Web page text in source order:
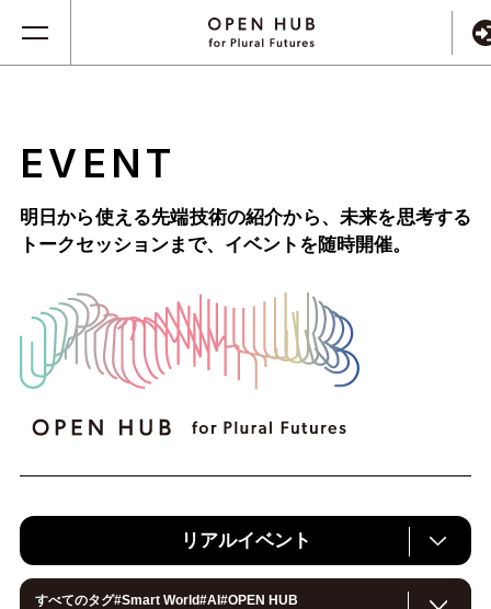
EVENT
明日から使える先端技術の紹介から、未来を思考する
トークセッションまで、 イベントを随時開催。
リアルイベント
すべてのタグ#Smart World#AI#OPEN HUB